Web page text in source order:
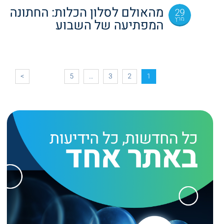
29
מרץ מהאולם לסלון הכלות: החתונה
המפתיעה של השבוע
1
2
3
…
5
>